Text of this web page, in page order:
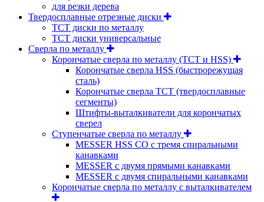
для резки дерева
Твердосплавные отрезные диски
ТСТ диски по металлу
ТСТ диски универсальные
Сверла по металлу
Корончатые сверла по металлу (TCT и HSS)
Корончатые сверла HSS (быстрорежущая
сталь)
Корончатые сверла TCT (твердосплавные
сегменты)
Штифты-выталкиватели для корончатых
сверел
Ступенчатые сверла по металлу
MESSER HSS CО с тремя спиральными
канавками
MESSER с двумя прямыми канавками
MESSER с двумя спиральными канавками
Корончатые сверла по металлу c выталкивателем